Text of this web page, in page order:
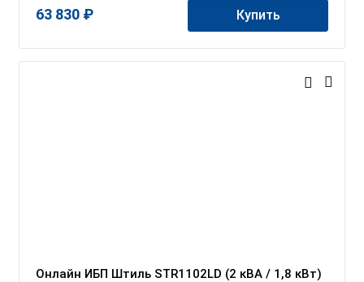
63 830 ₽ Купить
Онлайн ИБП Штиль STR1102LD (2 кВА / 1,8 кВт)